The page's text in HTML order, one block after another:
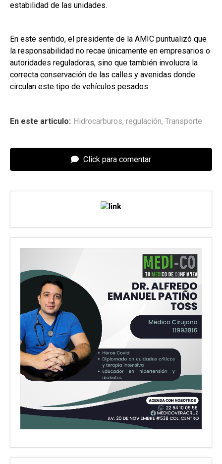
estabilidad de las unidades.
En este sentido, el presidente de la AMIC puntualizó que
la responsabilidad no recae únicamente en empresarios o
autoridades reguladoras, sino que también involucra la
correcta conservación de las calles y avenidas donde
circulan este tipo de vehículos pesados
En este articulo: Hidrocarburos, regulación, Transporte
Click para comentar